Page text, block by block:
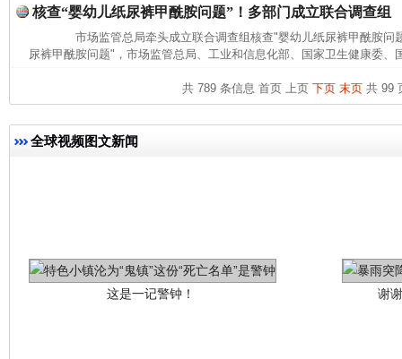
核查“婴幼儿纸尿裤甲酰胺问题”！多部门成立联合调查组
市场监管总局牵头成立联合调查组核查"婴幼儿纸尿裤甲酰胺
尿裤甲酰胺问题"，市场监管总局、工业和信息化部、国家卫生健康委、
共 789 条信息 首页 上页 下页 末页共 99
全球视频图文新闻